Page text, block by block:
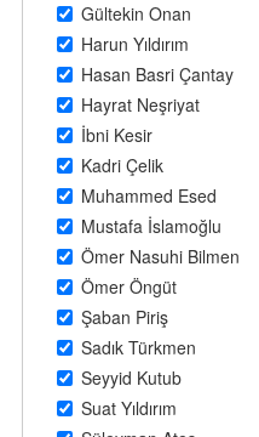
Gültekin Onan
Harun Yıldırım
Hasan Basri Çantay
Hayrat Neşriyat
İbni Kesir
Kadri Çelik
Muhammed Esed
Mustafa İslamoğlu
Ömer Nasuhi Bilmen
Ömer Öngüt
Şaban Piriş
Sadık Türkmen
Seyyid Kutub
Suat Yıldırım